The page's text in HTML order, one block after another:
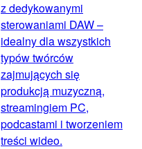
z dedykowanymi
sterowaniami DAW –
idealny dla wszystkich
typów twórców
zajmujących się
produkcją muzyczną,
streamingiem PC,
podcastami i tworzeniem
treści wideo.